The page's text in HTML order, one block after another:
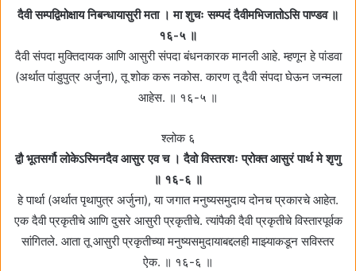
दैवी सम्पद्विमोक्षाय निबन्धायासुरी मता । मा शुचः सम्पदं दैवीमभिजातोऽसि पाण्डव ॥
१६-५ ॥
दैवी संपदा मुक्तिदायक आणि आसुरी संपदा बंधनकारक मानली आहे. म्हणून हे पांडवा
(अर्थात पांडुपुत्र अर्जुना), तू शोक करू नकोस. कारण तू दैवी संपदा घेऊन जन्मला
आहेस. ॥ १६-५ ॥
श्लोक ६
द्वौ भूतसर्गौ लोकेऽस्मिनदैव आसुर एव च । दैवो विस्तरशः प्रोक्त आसुरं पार्थ मे शृणु
॥ १६-६ ॥
हे पार्था (अर्थात पृथापुत्र अर्जुना), या जगात मनुष्यसमुदाय दोनच प्रकारचे आहेत.
एक दैवी प्रकृतीचे आणि दुसरे आसुरी प्रकृतीचे. त्यांपैकी दैवी प्रकृतीचे विस्तारपूर्वक
सांगितले. आता तू आसुरी प्रकृतीच्या मनुष्यसमुदायाबद्दलही माझ्याकडून सविस्तर
ऐक. ॥ १६-६ ॥